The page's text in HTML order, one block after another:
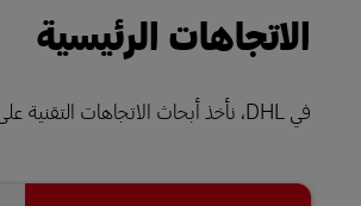
الاتجاهات الرئيسية
في DHL، نأخذ أبحاث الاتجاهات التقنية على محمل الجد ونعمل عن كثب مع عملائنا والقطاع بروح ما نسميه باستمرار "المعرفة التشاركية".